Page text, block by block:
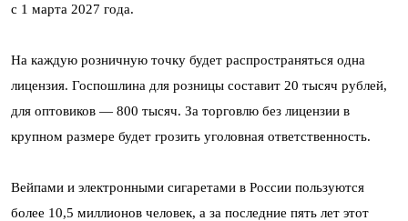
с 1 марта 2027 года.
На каждую розничную точку будет распространяться одна
лицензия. Госпошлина для розницы составит 20 тысяч рублей,
для оптовиков — 800 тысяч. За торговлю без лицензии в
крупном размере будет грозить уголовная ответственность.
Вейпами и электронными сигаретами в России пользуются
более 10,5 миллионов человек, а за последние пять лет этот